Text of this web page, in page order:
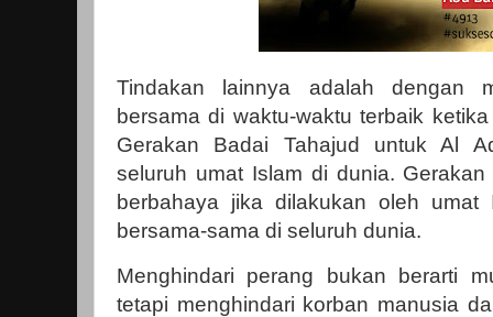
Tindakan lainnya adalah dengan
bersama di waktu-waktu terbaik
Gerakan Badai Tahajud untuk Al
seluruh umat Islam di dunia.
berbahaya jika dilakukan oleh umat
bersama-sama di seluruh dunia.
Menghindari perang bukan berarti
tetapi menghindari korban manusia